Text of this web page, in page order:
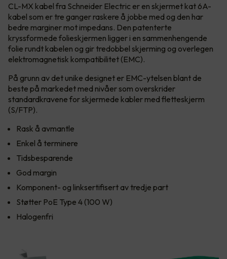
CL-MX kabel fra Schneider Electric er en skjermet kat 6A-
kabel som er tre ganger raskere å jobbe med og den har
bedre marginer mot impedans. Den patenterte
kryssformede folieskjermen ligger i en sammenhengende
folie rundt kabelen og gir tredobbel skjerming og overlegen
elektromagnetisk kompatibilitet (EMC).
På grunn av det unike designet er EMC-ytelsen blant de
beste på markedet med nivåer som overskrider
standardkravene for skjermede kabler med fletteskjerm
(S/FTP).
Rask å avmantle
Enkel å terminere
Tidsbesparende
God margin
Komponent- og linksertifisert av tredje part
Støtter PoE Type 4 (100 W)
Halogenfri